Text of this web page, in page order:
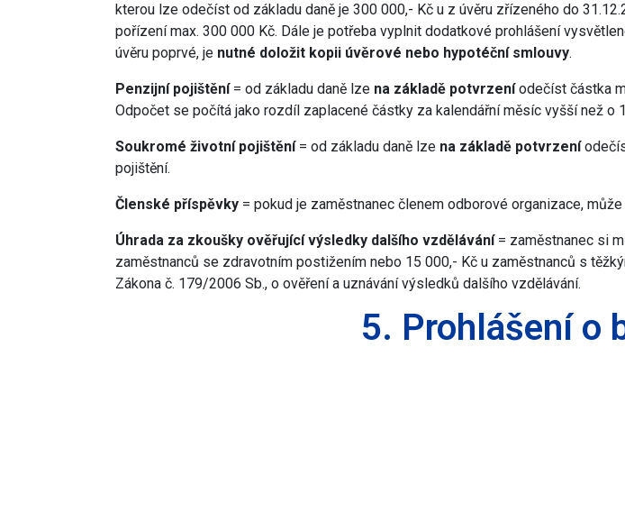
kterou lze odečíst od základu daně je 300 000,- Kč u z úvěru zřízeného do
pořízení max. 300 000 Kč. Dále je potřeba vyplnit dodatkové prohlášení
úvěru poprvé, je nutné doložit kopii úvěrové nebo hypotéční smlouvy.
Penzijní pojištění= od základu daně lze na základě potvrzeníodečíst částka
Odpočet se počítá jako rozdíl zaplacené částky za kalendářní měsíc vyšší než o
Soukromé životní pojištění= od základu daně lze na základě potvrzení
pojištění.
Členské příspěvky = pokud je zaměstnanec členem odborové organizace,
Úhrada za zkoušky ověřující výsledky dalšího vzdělávání= zaměstnanec si
zaměstnanců se zdravotním postižením nebo 15 000,- Kč u zaměstnanců s
Zákona č. 179/2006 Sb., o ověření a uznávání výsledků dalšího vzdělávání.
5. Prohlášení o